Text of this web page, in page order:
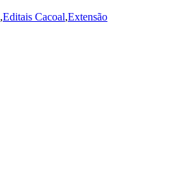
,Editais Cacoal,Extensão